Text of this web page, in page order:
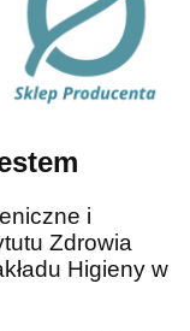
i
Zdrowia
Higieny w